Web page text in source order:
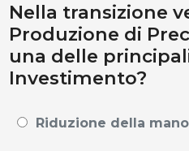
Nella transizione
Produzione di
una delle
Investimento?
Riduzione della